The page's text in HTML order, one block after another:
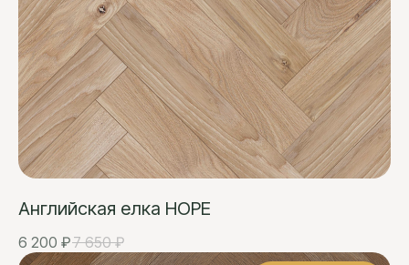
Английская елка HOPE
6 200 ₽7 650 ₽